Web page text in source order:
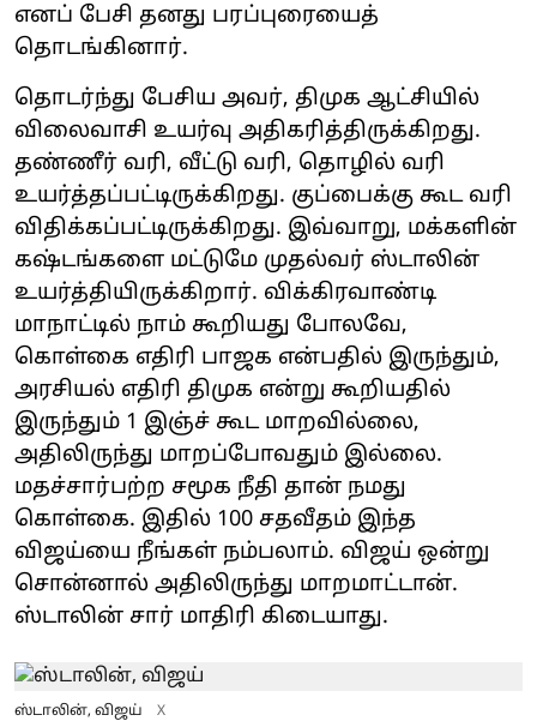
எனப் பேசி தனது பரப்புரையைத்
தொடங்கினார்.
தொடர்ந்து பேசிய அவர், திமுக ஆட்சியில்
விலைவாசி உயர்வு அதிகரித்திருக்கிறது.
தண்ணீர் வரி, வீட்டு வரி, தொழில் வரி
உயர்த்தப்பட்டிருக்கிறது. குப்பைக்கு கூட வரி
விதிக்கப்பட்டிருக்கிறது. இவ்வாறு, மக்களின்
கஷ்டங்களை மட்டுமே முதல்வர் ஸ்டாலின்
உயர்த்தியிருக்கிறார். விக்கிரவாண்டி
மாநாட்டில் நாம் கூறியது போலவே,
கொள்கை எதிரி பாஜக என்பதில் இருந்தும்,
அரசியல் எதிரி திமுக என்று கூறியதில்
இருந்தும் 1 இஞ்ச் கூட மாறவில்லை,
அதிலிருந்து மாறப்போவதும் இல்லை.
மதச்சார்பற்ற சமூக நீதி தான் நமது
கொள்கை. இதில் 100 சதவீதம் இந்த
விஜய்யை நீங்கள் நம்பலாம். விஜய் ஒன்று
சொன்னால் அதிலிருந்து மாறமாட்டான்.
ஸ்டாலின் சார் மாதிரி கிடையாது.
ஸ்டாலின், விஜய் X